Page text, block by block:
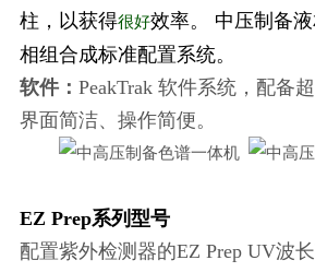
柱，以获得很好效率。 中压制备
相组合成标准配置系统。
软件： PeakTrak 软件系统，配备
界面简洁、操作简便。
EZ Prep系列型号
配置紫外检测器的EZ Prep UV波长